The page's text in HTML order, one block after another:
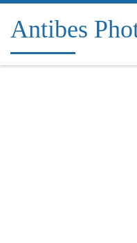
Passer au contenu
Antibes